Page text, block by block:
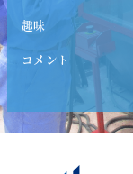
趣味
コメント